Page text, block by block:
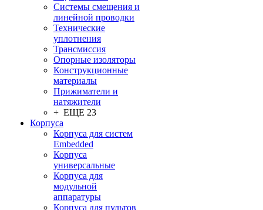
Системы смещения и
линейной проводки
Технические
уплотнения
Трансмиссия
Опорные изоляторы
Конструкционные
материалы
Прижиматели и
натяжители
+ ЕЩЕ 23
Корпуса
Корпуса для систем
Embedded
Корпуса
универсальные
Корпуса для
модульной
аппаратуры
Корпуса для пультов